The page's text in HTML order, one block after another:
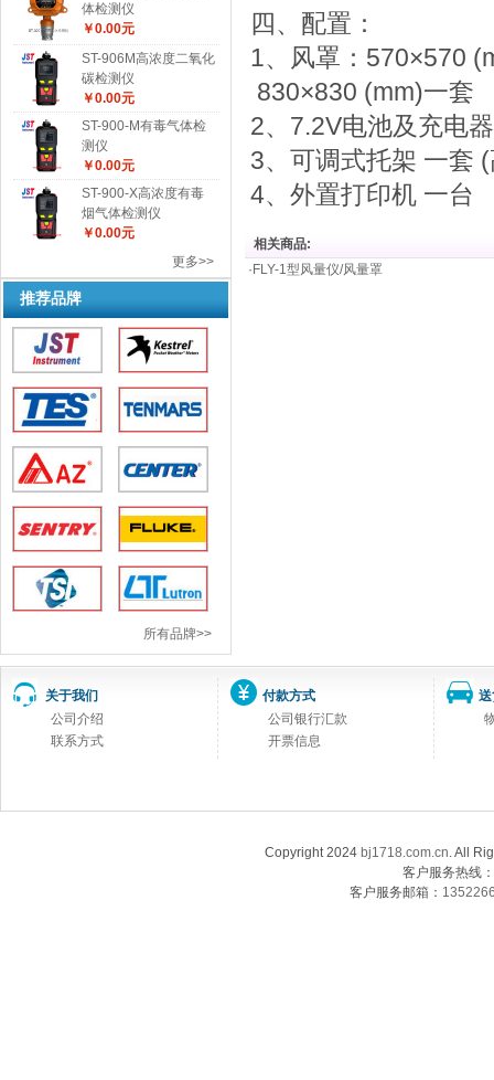
体检测仪
￥0.00元
ST-906M高浓度二氧化
碳检测仪
￥0.00元
ST-900-M有毒气体检
测仪
￥0.00元
ST-900-X高浓度有毒
烟气体检测仪
￥0.00元
更多>>
推荐品牌
所有品牌>>
四、配置：
1、风罩：570×570
830×830 (mm)一套
2、7.2V电池及充电
3、可调式托架 一套
4、外置打印机 一台
相关商品:
· FLY-1型风量仪/风量罩
关于我们
公司介绍
联系方式
付款方式
公司银行汇款
开票信息
Copyright 2024 bj1718.com.cn. All
客户服务热线
客户服务邮箱：